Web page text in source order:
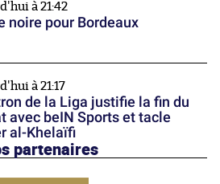
à 21:42
noire pour Bordeaux
à 21:17
de la Liga justifie la fin du
avec beIN Sports et tacle
al-Khelaïfi
partenaires